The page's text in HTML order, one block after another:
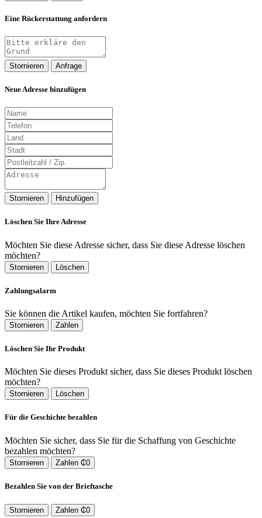
Eine Rückerstattung anfordern
Stornieren Anfrage
Neue Adresse hinzufügen
Stornieren Hinzufügen
Löschen Sie Ihre Adresse
Möchten Sie diese Adresse sicher, dass Sie diese Adresse löschen
möchten?
Stornieren Löschen
Zahlungsalarm
Sie können die Artikel kaufen, möchten Sie fortfahren?
Stornieren Zahlen
Löschen Sie Ihr Produkt
Möchten Sie dieses Produkt sicher, dass Sie dieses Produkt löschen
möchten?
Stornieren Löschen
Für die Geschichte bezahlen
Möchten Sie sicher, dass Sie für die Schaffung von Geschichte
bezahlen möchten?
Stornieren Zahlen ₵0
Bezahlen Sie von der Brieftasche
Stornieren Zahlen ₵0